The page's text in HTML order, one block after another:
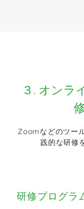
３. オンラ
Zoomなどのツー
践的な研修
研修プログラ